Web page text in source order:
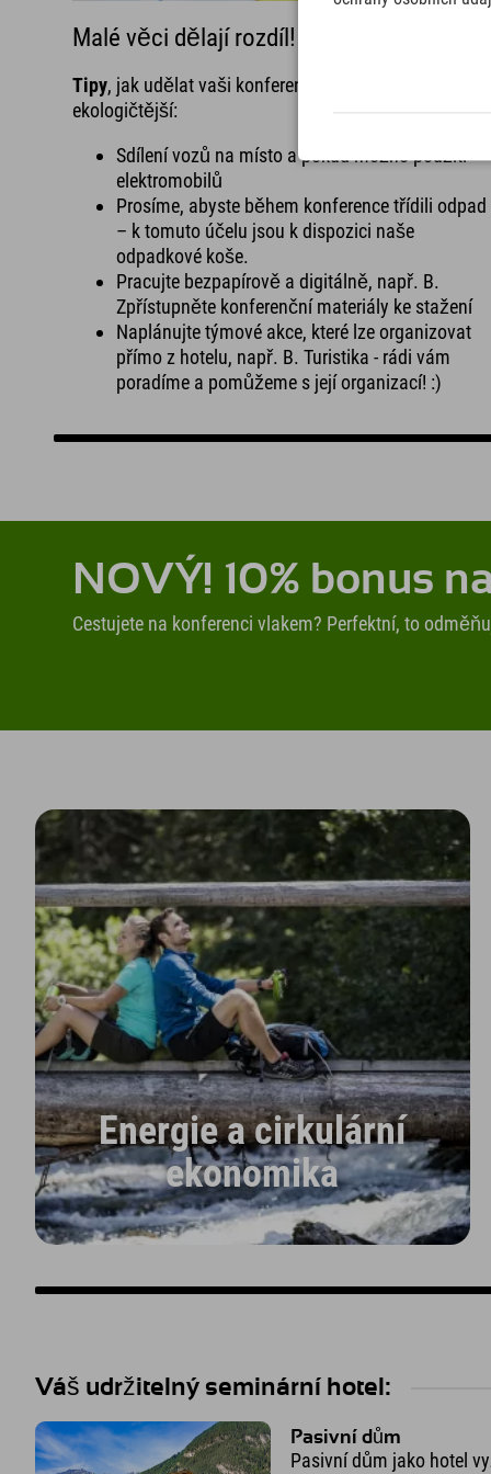
Malé věci dělají rozdíl! 🌱
Tipy, jak udělat vaši konferenci nebo seminář ještě
ekologičtější:
Sdílení vozů na místo a pokud možno použití
elektromobilů
Prosíme, abyste během konference třídili odpad
– k tomuto účelu jsou k dispozici naše
odpadkové koše.
Pracujte bezpapírově a digitálně, např. B.
Zpřístupněte konferenční materiály ke stažení
Naplánujte týmové akce, které lze organizovat
přímo z hotelu, např. B. Turistika - rádi vám
poradíme a pomůžeme s její organizací! :)
NOVÝ! 10% bonus
Cestujete na konferenci vlakem? Perfektní, to
Energie a cirkulární
ekonomika
Váš udržitelný seminární hotel:
Pasivní dům
Pasivní dům jako hotel